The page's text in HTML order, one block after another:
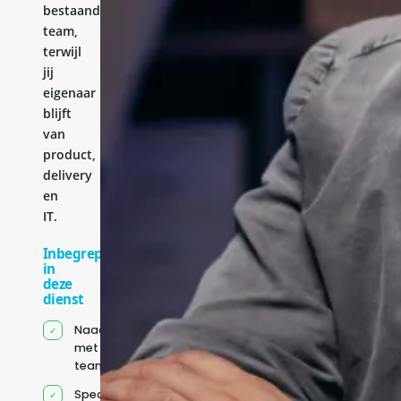
bestaande
team,
terwijl
jij
eigenaar
blijft
van
product,
delivery
en
IT.
Inbegrepen
in
deze
dienst
Naadloze integratie
met jouw bestaande
team
Specifiek voor jou